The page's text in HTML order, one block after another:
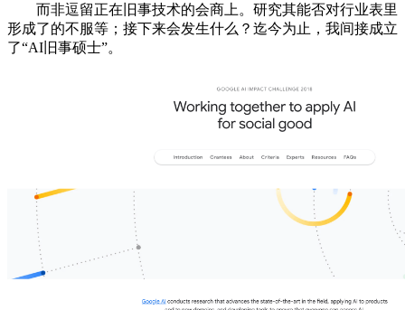
而非逗留正在旧事技术的会商上。研究其能否对行业表里
形成了的不服等；接下来会发生什么？迄今为止，我间接成立
了“AI旧事硕士”。